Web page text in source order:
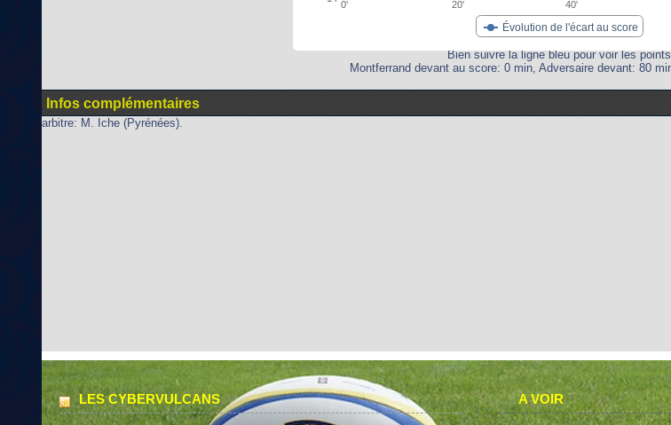
Évolution de l'écart au score
0' 20' 40'
Bien suivre la ligne bleu pour voir les points
Montferrand devant au score: 0 min, Adversaire devant: 80
Infos complémentaires
arbitre: M. Iche (Pyrénées).
LES CYBERVULCANS A VOIR